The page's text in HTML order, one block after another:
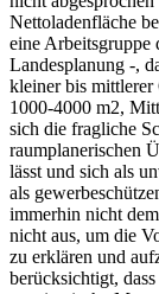
Nettoladenfläche
eine Arbeitsgruppe
Landesplanung -,
kleiner bis mittlerer
1000-4000 m2,
sich die fragliche
raumplanerischen
lässt und sich als
als
immerhin nicht
nicht aus, um die
zu erklären und
berücksichtigt,